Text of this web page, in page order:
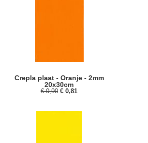
Crepla plaat - Oranje - 2mm
20x30cm
€ 0,90 € 0,81